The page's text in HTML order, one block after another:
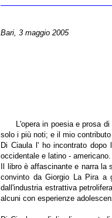
Bari, 3 maggio 2005
L'opera in poesia e prosa di
solo i più noti; e il mio
Di Ciaula l' ho incontrato
occidentale e latino - americano.
Il libro è affascinante e narra la
convinto da Giorgio La Pira a
dall'industria estrattiva
alcuni con esperienze